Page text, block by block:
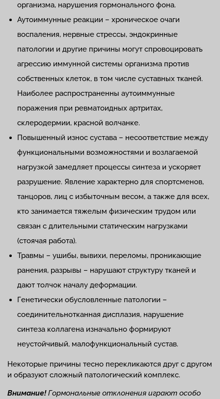
организма, нарушения гормонального фона.
Аутоиммунные реакции – хроническое очаги
воспаления, нервные стрессы, эндокринные
патологии и другие причины могут спровоцировать
агрессию иммунной системы организма против
собственных клеток, в том числе суставных тканей.
Наиболее распространенны аутоиммунные
поражения при ревматоидных артритах,
склеродермии, красной волчанке.
Повышенный износ сустава – несоответствие между
функциональными возможностями и возлагаемой
нагрузкой замедляет процессы синтеза и ускоряет
разрушение. Явление характерно для спортсменов,
танцоров, лиц с избыточным весом, а также для всех,
кто занимается тяжелым физическим трудом или
связан с длительными статическим нагрузками
(стоячая работа).
Травмы – ушибы, вывихи, переломы, проникающие
ранения, разрывы – нарушают структуру тканей и
дают толчок началу деформации.
Генетически обусловленные патологии –
соединительнотканная дисплазия, нарушение
синтеза коллагена изначально формируют
неустойчивый, малофункциональный сустав.
Некоторые причины тесно перекликаются друг с другом
и образуют сложный патологический комплекс.
Внимание!Гормональные отклонения играют особо